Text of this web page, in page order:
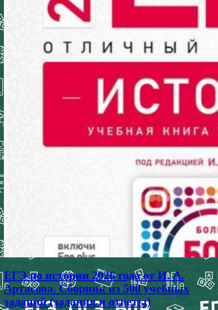
ЕГЭ по истории 2026 года от И. А.
Артасова. Сборник из 500 учебных
заданий (задания и ответы)